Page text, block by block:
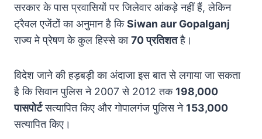
सरकार के पास प्रवासियों पर जिलेवार आंकड़े नहीं हैं, लेकिन
ट्रैवल एजेंटों का अनुमान है किSiwan aur Gopalganj
राज्य मे प्रेषण के कुल हिस्से का70 प्रतिशतहै।
विदेश जाने की हड़बड़ी का अंदाजा इस बात से लगाया जा सकता
है कि सिवान पुलिस ने 2007 से 2012 तक 198,000
पासपोर्टसत्यापित किए और गोपालगंज पुलिस ने 153,000
सत्यापित किए।